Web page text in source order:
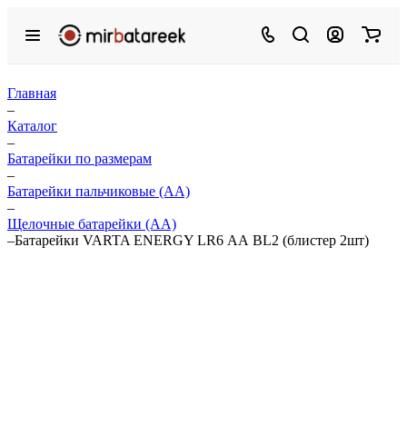
Главная
–
Каталог
–
Батарейки по размерам
–
Батарейки пальчиковые (АА)
–
Щелочные батарейки (АА)
–Батарейки VARTA ENERGY LR6 АА BL2 (блистер 2шт)